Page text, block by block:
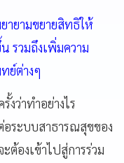
ายามขยายสิทธิให้
รวมถึงเพิ่มความ
ย์ต่างๆ
ว่าทำอย่างไร
อระบบสาธารณสุขของ
ต้องเข้าไปสู่การร่วม